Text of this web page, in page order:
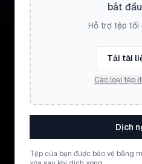
bắt
Hỗ trợ tệp tối
Tải tài
Các loại tệp
Dịch
Tệp của bạn được bảo vệ bằng